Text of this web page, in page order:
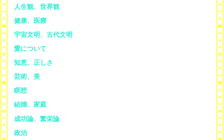
人生観、世界観
健康、医療
宇宙文明、古代文明
愛について
知恵、正しさ
芸術、美
瞑想
結婚、家庭
成功論、繁栄論
政治